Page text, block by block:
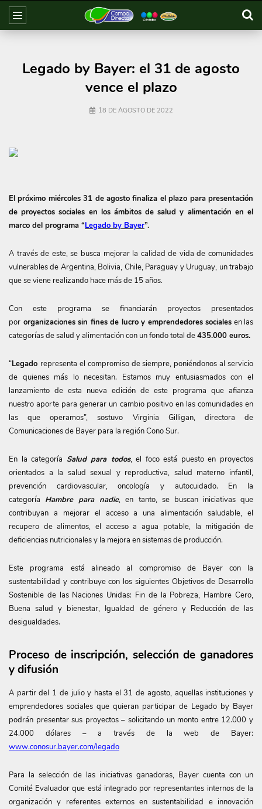
Legado by Bayer: el 31 de agosto
vence el plazo
18 DE AGOSTO DE 2022
El próximo miércoles 31 de agosto finaliza el plazo para presentación
de proyectos sociales en los ámbitos de salud y alimentación en el
marco del programa “Legado by Bayer”.
A través de este, se busca mejorar la calidad de vida de comunidades
vulnerables de Argentina, Bolivia, Chile, Paraguay y Uruguay, un trabajo
que se viene realizando hace más de 15 años.
Con este programa se financiarán proyectos presentados
por organizaciones sin fines de lucro y emprendedores sociales en las
categorías de salud y alimentación con un fondo total de435.000 euros.
“Legado representa el compromiso de siempre, poniéndonos al servicio
de quienes más lo necesitan. Estamos muy entusiasmados con el
lanzamiento de esta nueva edición de este programa que afianza
nuestro aporte para generar un cambio positivo en las comunidades en
las que operamos”, sostuvo Virginia Gilligan, directora de
Comunicaciones de Bayer para la región Cono Sur.
En la categoría Salud para todos, el foco está puesto en proyectos
orientados a la salud sexual y reproductiva, salud materno infantil,
prevención cardiovascular, oncología y autocuidado. En la
categoría Hambre para nadie, en tanto, se buscan iniciativas que
contribuyan a mejorar el acceso a una alimentación saludable, el
recupero de alimentos, el acceso a agua potable, la mitigación de
deficiencias nutricionales y la mejora en sistemas de producción.
Este programa
está alineado al compromiso de Bayer con la
sustentabilidad y contribuye con los siguientes Objetivos de Desarrollo
Sostenible de las Naciones Unidas: Fin de la Pobreza, Hambre Cero,
Buena salud y bienestar, Igualdad de género y Reducción de las
desigualdades.
Proceso de inscripción, selección de ganadores
y difusión
A partir del 1 de julio y hasta el 31 de agosto, aquellas instituciones y
emprendedores sociales que quieran participar de Legado by Bayer
podrán presentar sus proyectos – solicitando un monto entre 12.000 y
24.000 dólares – a través de la web de Bayer:
www.conosur.bayer.com/legado
Para la selección de las iniciativas ganadoras, Bayer cuenta con un
Comité Evaluador que está integrado por representantes internos de la
organización y referentes externos en sustentabilidad e innovación